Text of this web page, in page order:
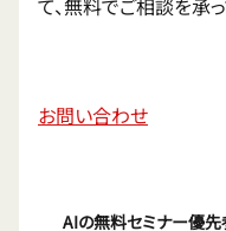
て、無料でご相談を承っ
お問い合わせ
AIの無料セミナー優